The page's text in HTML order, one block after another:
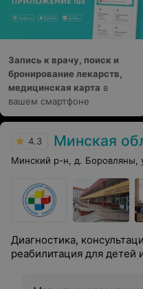
о пациенте. Рекомендую
травматолога-ортопеда! В
увидеть реально
работу
Запись к врачу, поиск и
бронирование лекарств,
медицинская карта в
вашем смартфоне
4.3 Минская областная
Минский р-н, д. Боровляны,
Диагностика,
реабилитация для детей